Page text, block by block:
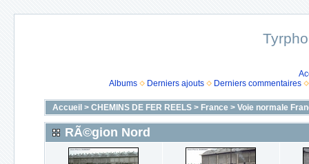
Albums
Derniers ajouts Derniers commentaires
Accueil > CHEMINS DE FER REELS> France> Voie normale
RÃ©gion Nord